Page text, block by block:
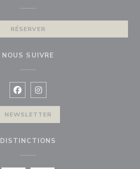
RÉSERVER
NOUS SUIVRE
Facebook ((ouvre une nouvelle
Instagram ((ouvre une
NEWSLETTER
DISTINCTIONS